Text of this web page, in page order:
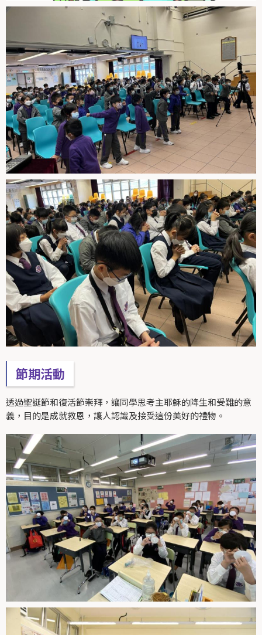
節期活動
透過聖誕節和復活節崇拜，讓同學思考主耶穌的降生和受難的意
義，目的是成就救恩，讓人認識及接受這份美好的禮物。